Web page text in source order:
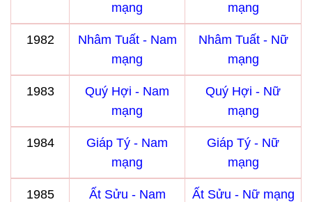
mạng
mạng
1982
Nhâm Tuất - Nam
mạng
Nhâm Tuất - Nữ
mạng
1983
Quý Hợi - Nam
mạng
Quý Hợi - Nữ
mạng
1984
Giáp Tý - Nam
mạng
Giáp Tý - Nữ
mạng
1985
Ất Sửu - Nam
Ất Sửu - Nữ mạng